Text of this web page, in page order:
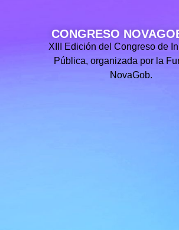
CONGRESO
XIII Edición del Congreso de
Pública, organizada por la
NovaGob.